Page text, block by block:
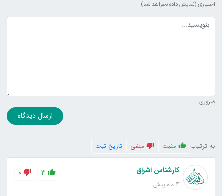
اختیاری (نمایش داده نخواهد شد)
متن دیدگاه
ضروری
ارسال دیدگاه
به ترتیب مثبت منفی تاریخ ثبت
کارشناس اشراق
4 ماه پیش
3
0